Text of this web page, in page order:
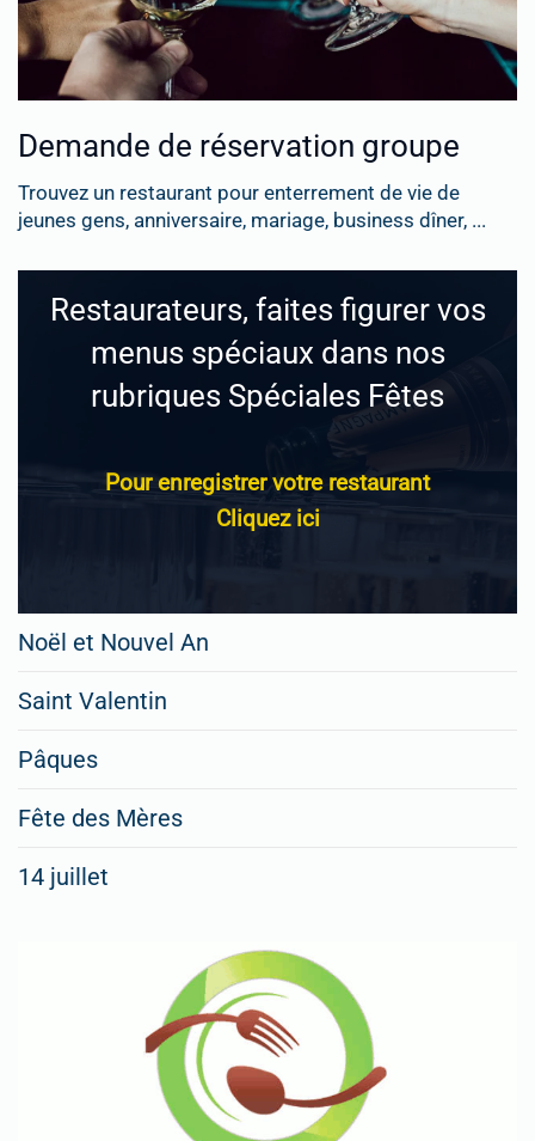
Demande de réservation groupe
Trouvez un restaurant pour enterrement de vie de
jeunes gens, anniversaire, mariage, business dîner, ...
Restaurateurs, faites figurer vos
menus spéciaux dans nos
rubriques Spéciales Fêtes
Pour enregistrer votre restaurant
Cliquez ici
Noël et Nouvel An
Saint Valentin
Pâques
Fête des Mères
14 juillet